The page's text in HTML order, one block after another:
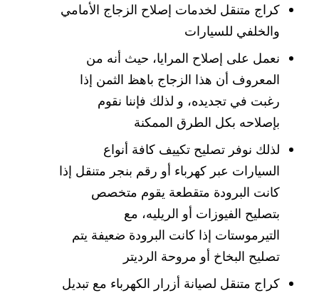
كراج متنقل لخدمات إصلاح الزجاج الأمامي
والخلفي للسيارات
نعمل على إصلاح المرايا، حيث أنه من
المعروف أن هذا الزجاج باهظ الثمن إذا
رغبت في تجديده، و لذلك فإننا نقوم
بإصلاحه بكل الطرق الممكنة
لذلك نوفر تصليح تكييف كافة أنواع
السيارات عبر كهرباء أو رقم بنجر متنقل إذا
كانت البرودة متقطعة يقوم متخصص
بتصليح الفيوزات أو الريليه، مع
التيرموستات إذا كانت البرودة ضعيفة يتم
تصليح البخاخ أو مروحة الرديتر
كراج متنقل لصيانة أزرار الكهرباء مع تبديل